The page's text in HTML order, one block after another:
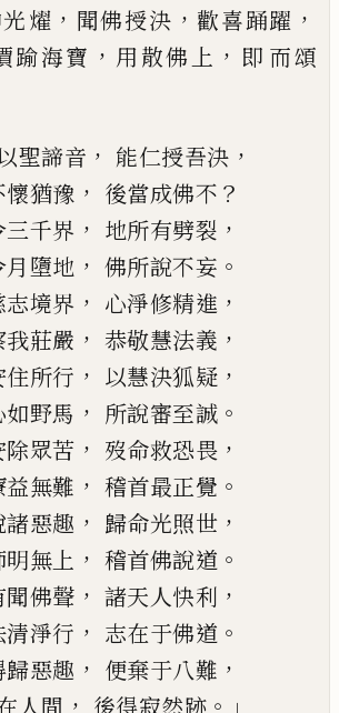
燿 ， 聞佛授決 ， 歡喜踊躍 ，
踰海寶 ， 用散佛上 ， 即 而頌
聖諦音 ， 能仁授吾決 ，
懷猶豫 ， 後當成佛不 ？
三千界 ， 地所有劈裂 ，
月墮地 ， 佛所說不妄 。
志境界 ， 心淨修精進 ，
我莊嚴 ， 恭敬慧法義 ，
住所行 ， 以慧決狐疑 ，
如野馬 ， 所說審至誠 。
除眾苦 ， 歿命救恐畏 ，
益無難 ， 稽首最正覺 。
諸惡趣 ， 歸命光照世 ，
明無上 ， 稽首佛說道 。
聞佛聲 ， 諸天人快利 ，
清淨行 ， 志在于佛道 。
歸惡趣 ， 便棄于八難 ，
人間 ， 後得寂然跡 。」